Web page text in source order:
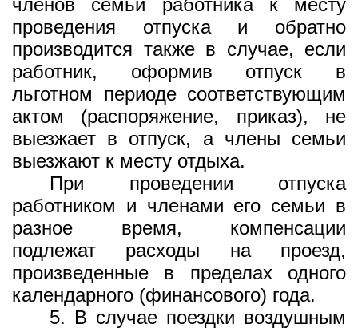
проведения отпуска и обратно
производится также в случае, если
работник, оформив отпуск в
льготном периоде соответствующим
актом (распоряжение, приказ), не
выезжает в отпуск, а члены семьи
выезжают к месту отдыха.
При проведении отпуска
работником и членами его семьи в
разное время, компенсации
подлежат расходы на проезд,
произведенные в пределах одного
календарного (финансового) года.
5. В случае поездки воздушным